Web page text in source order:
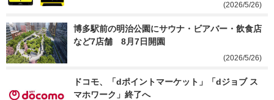
(2026/5/26)
博多駅前の明治公園にサウナ・ビアバー・飲食店
など7店舗　8月7日開園
(2026/5/26)
ドコモ、「dポイントマーケット」「dジョブ ス
マホワーク」終了へ